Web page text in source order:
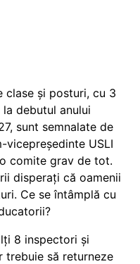
clase și posturi, cu 3
debutul anului
sunt semnalate de
vicepreședinte USLI
comite grav de tot.
disperați că oamenii
Ce se întâmplă cu
8 inspectori și
trebuie să returneze